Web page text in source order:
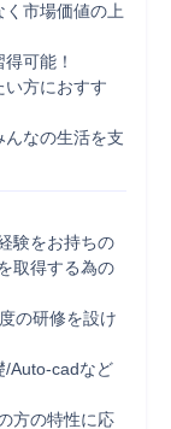
く市場価値の上
可能！
い方におすす
なの生活を支
験をお持ちの
取得する為の
の研修を設け
/Auto-cadなど
方の特性に応